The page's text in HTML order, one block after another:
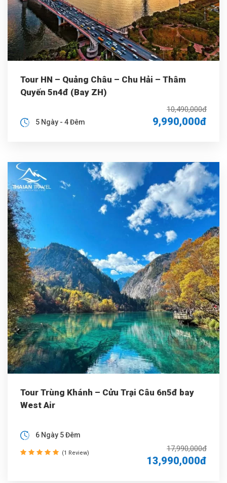
Tour HN – Quảng Châu – Chu Hải – Thâm
Quyến 5n4đ (Bay ZH)
10,490,000đ
9,990,000đ
5 Ngày - 4 Đêm
Tour Trùng Khánh – Cửu Trại Câu 6n5đ bay
West Air
17,990,000đ
13,990,000đ
6 Ngày 5 Đêm
(1 Review)